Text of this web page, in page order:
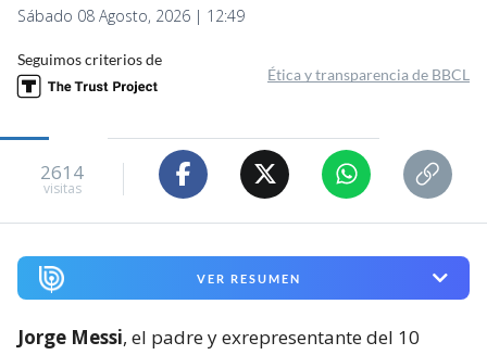
Sábado 08 Agosto, 2026 | 12:49
Seguimos criterios de
Ética y transparencia de BBCL
2614
visitas
VER RESUMEN
Jorge Messi, el padre y exrepresentante del 10